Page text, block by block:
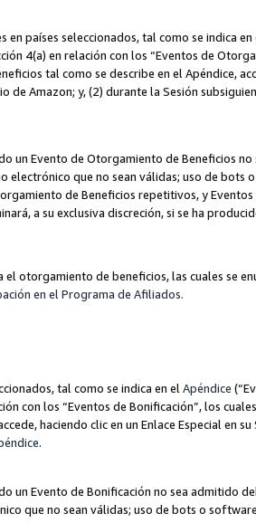
países seleccionados, tal como se indica
4(a) en relación con los “Eventos de
tal como se describe en el Apéndice,
de Amazon; y, (2) durante la Sesión
un Evento de Otorgamiento de Beneficios
que no sean válidas; uso de
de Beneficios repetitivos, y
a su exclusiva discreción, si se ha
el otorgamiento de beneficios, las cuales se
en el Programa de Afiliados.
tal como se indica en el Apéndice
con los “Eventos de Bonificación”, los
haciendo clic en un Enlace Especial en
.
un Evento de Bonificación no sea admitido
que no sean válidas; uso de bots o